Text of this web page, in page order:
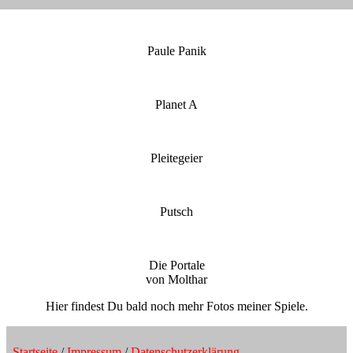
Paule Panik
Planet A
Pleitegeier
Putsch
Die Portale
von Molthar
Hier findest Du bald noch mehr Fotos meiner Spiele.